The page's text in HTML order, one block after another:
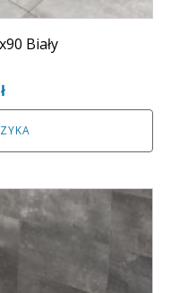
Biały
Aktualna
cena
wynosi:
1696,00 zł.